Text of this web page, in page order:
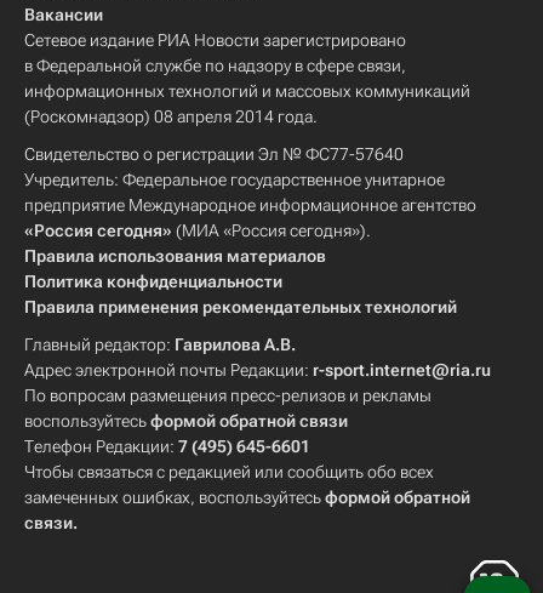
Вакансии
Сетевое издание РИА Новости зарегистрировано
в Федеральной службе по надзору в сфере связи,
информационных технологий и массовых коммуникаций
(Роскомнадзор) 08 апреля 2014 года.
Свидетельство о регистрации Эл № ФС77-57640
Учредитель: Федеральное государственное унитарное
предприятие Международное информационное агентство
«Россия сегодня» (МИА «Россия сегодня»).
Правила использования материалов
Политика конфиденциальности
Правила применения рекомендательных технологий
Главный редактор: Гаврилова А.В.
Адрес электронной почты Редакции: r-sport.internet@ria.ru
По вопросам размещения пресс-релизов и рекламы
воспользуйтесьформой обратной связи
Телефон Редакции: 7 (495) 645-6601
Чтобы связаться с редакцией или сообщить обо всех
замеченных ошибках, воспользуйтесьформой обратной
связи.